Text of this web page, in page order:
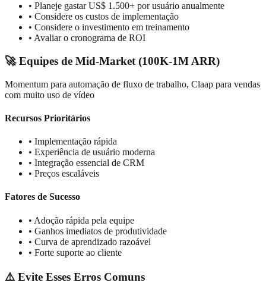
• Planeje gastar US$ 1.500+ por usuário anualmente
• Considere os custos de implementação
• Considere o investimento em treinamento
• Avaliar o cronograma de ROI
🚀 Equipes de Mid-Market (100K-1M ARR)
Momentum para automação de fluxo de trabalho, Claap para vendas
com muito uso de vídeo
Recursos Prioritários
• Implementação rápida
• Experiência de usuário moderna
• Integração essencial de CRM
• Preços escaláveis
Fatores de Sucesso
• Adoção rápida pela equipe
• Ganhos imediatos de produtividade
• Curva de aprendizado razoável
• Forte suporte ao cliente
⚠️ Evite Esses Erros Comuns